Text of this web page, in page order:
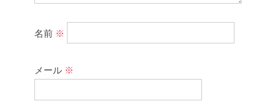
名前 ※
メール ※